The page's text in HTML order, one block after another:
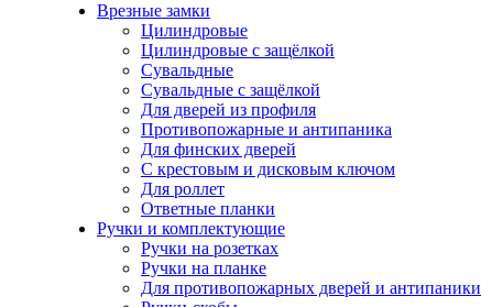
Врезные замки
Цилиндровые
Цилиндровые с защёлкой
Сувальдные
Сувальдные с защёлкой
Для дверей из профиля
Противопожарные и антипаника
Для финских дверей
С крестовым и дисковым ключом
Для роллет
Ответные планки
Ручки и комплектующие
Ручки на розетках
Ручки на планке
Для противопожарных дверей и антипаники